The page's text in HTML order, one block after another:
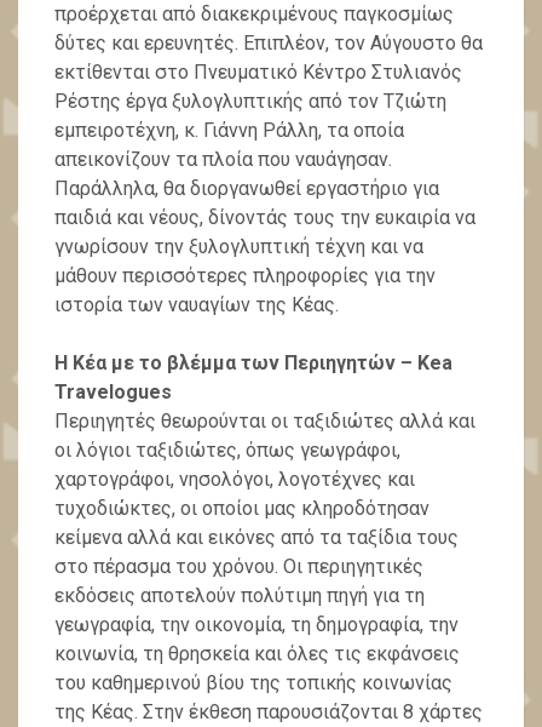
προέρχεται από διακεκριμένους παγκοσμίως
δύτες και ερευνητές. Επιπλέον, τον Αύγουστο θα
εκτίθενται στο Πνευματικό Κέντρο Στυλιανός
Ρέστης έργα ξυλογλυπτικής από τον Τζιώτη
εμπειροτέχνη, κ. Γιάννη Ράλλη, τα οποία
απεικονίζουν τα πλοία που ναυάγησαν.
Παράλληλα, θα διοργανωθεί εργαστήριο για
παιδιά και νέους, δίνοντάς τους την ευκαιρία να
γνωρίσουν την ξυλογλυπτική τέχνη και να
μάθουν περισσότερες πληροφορίες για την
ιστορία των ναυαγίων της Κέας.
Η Κέα με το βλέμμα των Περιηγητών – Kea
Travelogues
Περιηγητές θεωρούνται οι ταξιδιώτες αλλά και
οι λόγιοι ταξιδιώτες, όπως γεωγράφοι,
χαρτογράφοι, νησολόγοι, λογοτέχνες και
τυχοδιώκτες, οι οποίοι μας κληροδότησαν
κείμενα αλλά και εικόνες από τα ταξίδια τους
στο πέρασμα του χρόνου. Οι περιηγητικές
εκδόσεις αποτελούν πολύτιμη πηγή για τη
γεωγραφία, την οικονομία, τη δημογραφία, την
κοινωνία, τη θρησκεία και όλες τις εκφάνσεις
του καθημερινού βίου της τοπικής κοινωνίας
της Κέας. Στην έκθεση παρουσιάζονται 8 χάρτες